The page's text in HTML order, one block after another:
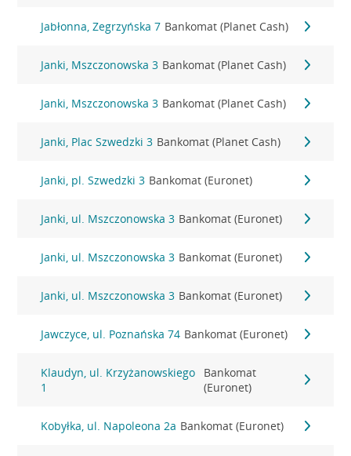
Jabłonna, Zegrzyńska 7 Bankomat (Planet Cash)
Janki, Mszczonowska 3 Bankomat (Planet Cash)
Janki, Mszczonowska 3 Bankomat (Planet Cash)
Janki, Plac Szwedzki 3 Bankomat (Planet Cash)
Janki, pl. Szwedzki 3 Bankomat (Euronet)
Janki, ul. Mszczonowska 3 Bankomat (Euronet)
Janki, ul. Mszczonowska 3 Bankomat (Euronet)
Janki, ul. Mszczonowska 3 Bankomat (Euronet)
Jawczyce, ul. Poznańska 74 Bankomat (Euronet)
Klaudyn, ul. Krzyżanowskiego
1
Bankomat
(Euronet)
Kobyłka, ul. Napoleona 2a Bankomat (Euronet)